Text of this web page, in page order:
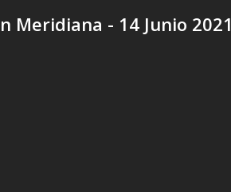
Meridiana - 14 Junio 2021